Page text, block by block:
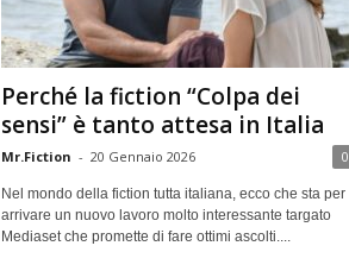
Perché la fiction “Colpa dei
sensi” è tanto attesa in Italia
Mr.Fiction - 20 Gennaio 2026 0
Nel mondo della fiction tutta italiana, ecco che sta per
arrivare un nuovo lavoro molto interessante targato
Mediaset che promette di fare ottimi ascolti....